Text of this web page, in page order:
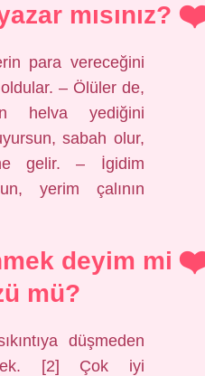
mısınız?
para vereceğini
– Ölüler de,
helva yediğini
sabah olur,
gelir. – İgidim
yerim çalının
deyim mi
mü?
düşmeden
[2] Çok iyi